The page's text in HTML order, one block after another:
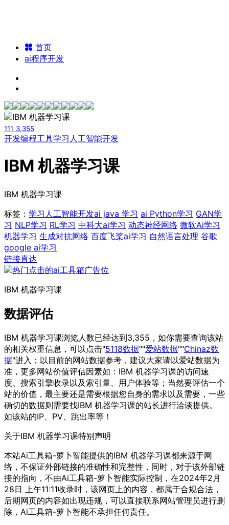
首页
ai程序开发
111 3,355
开发编程工具学习人工智能开发
IBM 机器学习课
IBM 机器学习课
标签： 学习人工智能开发ai java 学习 ai Python学习 GAN学
习 NLP学习 RL学习 中科大ai学习 动态神经网络 微软Ai学习
机器学习 生成对抗网络 百度飞桨ai学习 自然语言处理 谷歌
google ai学习
链接直达
IBM 机器学习课
数据评估
IBM 机器学习课浏览人数已经达到3,355，如你需要查询该站
的相关权重信息，可以点击"5118数据""爱站数据""Chinaz数
据"进入；以目前的网站数据参考，建议大家请以爱站数据为
准，更多网站价值评估因素如：IBM 机器学习课的访问速
度、搜索引擎收录以及索引量、用户体验等；当然要评估一个
站的价值，最主要还是需要根据您自身的需求以及需要，一些
确切的数据则需要找IBM 机器学习课的站长进行洽谈提供。
如该站的IP、PV、跳出率等！
关于IBM 机器学习课特别声明
本站Ai工具箱-萝卜智能提供的IBM 机器学习课都来源于网
络，不保证外部链接的准确性和完整性，同时，对于该外部链
接的指向，不由Ai工具箱-萝卜智能实际控制，在2024年2月
28日 上午11:11收录时，该网页上的内容，都属于合规合法，
后期网页的内容如出现违规，可以直接联系网站管理员进行删
除，Ai工具箱-萝卜智能不承担任何责任。